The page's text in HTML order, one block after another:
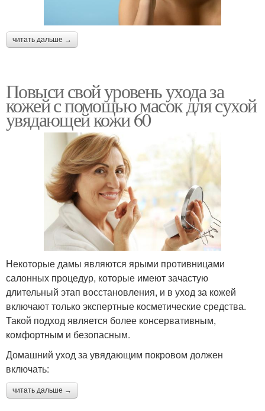
читать дальше →
Повыси свой уровень ухода за
кожей с помощью масок для сухой
увядающей кожи 60
Некоторые дамы являются ярыми противницами
салонных процедур, которые имеют зачастую
длительный этап восстановления, и в уход за кожей
включают только экспертные косметические средства.
Такой подход является более консервативным,
комфортным и безопасным.
Домашний уход за увядающим покровом должен
включать:
читать дальше →